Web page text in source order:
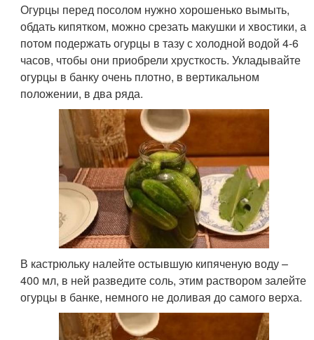
Огурцы перед посолом нужно хорошенько вымыть,
обдать кипятком, можно срезать макушки и хвостики, а
потом подержать огурцы в тазу с холодной водой 4-6
часов, чтобы они приобрели хрусткость. Укладывайте
огурцы в банку очень плотно, в вертикальном
положении, в два ряда.
В кастрюльку налейте остывшую кипяченую воду –
400 мл, в ней разведите соль, этим раствором залейте
огурцы в банке, немного не доливая до самого верха.